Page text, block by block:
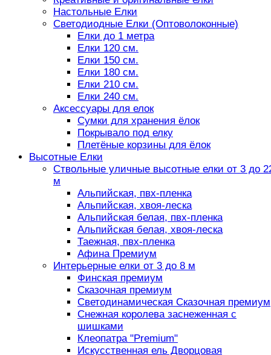
Настольные Елки
Светодиодные Елки (Оптоволоконные)
Елки до 1 метра
Елки 120 см.
Елки 150 см.
Елки 180 см.
Елки 210 см.
Елки 240 см.
Аксессуары для елок
Сумки для хранения ёлок
Покрывало под елку
Плетёные корзины для ёлок
Высотные Елки
Ствольные уличные высотные елки от 3 до
м
Альпийская, пвх-пленка
Альпийская, хвоя-леска
Альпийская белая, пвх-пленка
Альпийская белая, хвоя-леска
Таежная, пвх-пленка
Афина Премиум
Интерьерные елки от 3 до 8 м
Финская премиум
Сказочная премиум
Светодинамическая Сказочная премиум
Снежная королева заснеженная с
шишками
Клеопатра "Premium"
Искусственная ель Дворцовая